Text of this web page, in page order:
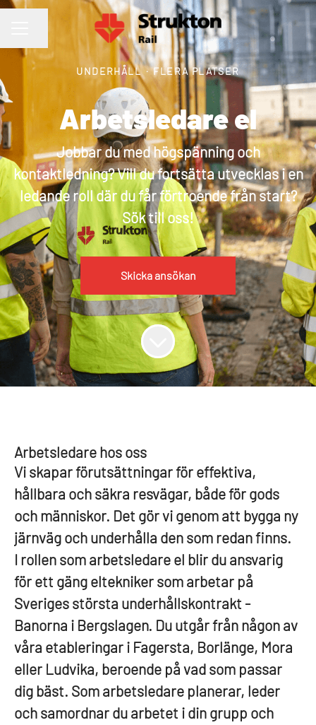
UNDERHÅLL · FLERA PLATSER
Arbetsledare el
Jobbar du med högspänning och
kontaktledning? Vill du fortsätta utvecklas i en
ledande roll där du får förtroende från start?
Sök till oss!
Skicka ansökan
Arbetsledare hos oss
Vi skapar förutsättningar för effektiva,
hållbara och säkra resvägar, både för gods
och människor. Det gör vi genom att bygga ny
järnväg och underhålla den som redan finns.
I rollen som arbetsledare el blir du ansvarig
för ett gäng eltekniker som arbetar på
Sveriges största underhållskontrakt -
Banorna i Bergslagen. Du utgår från någon av
våra etableringar i Fagersta, Borlänge, Mora
eller Ludvika, beroende på vad som passar
dig bäst. Som arbetsledare planerar, leder
och samordnar du arbetet i din grupp och